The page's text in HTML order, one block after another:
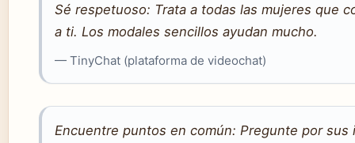
Sé respetuoso: Trata a todas las mujeres que
a ti. Los modales sencillos ayudan mucho.
— TinyChat (plataforma de videochat)
Encuentre puntos en común: Pregunte por